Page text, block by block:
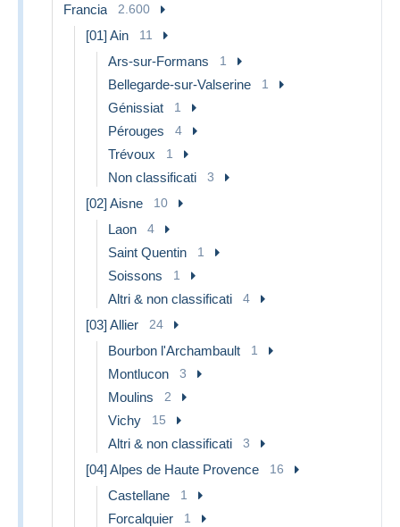
Francia 2.600
[01] Ain 11
Ars-sur-Formans 1
Bellegarde-sur-Valserine 1
Génissiat 1
Pérouges 4
Trévoux 1
Non classificati 3
[02] Aisne 10
Laon 4
Saint Quentin 1
Soissons 1
Altri & non classificati 4
[03] Allier 24
Bourbon l'Archambault 1
Montlucon 3
Moulins 2
Vichy 15
Altri & non classificati 3
[04] Alpes de Haute Provence 16
Castellane 1
Forcalquier 1